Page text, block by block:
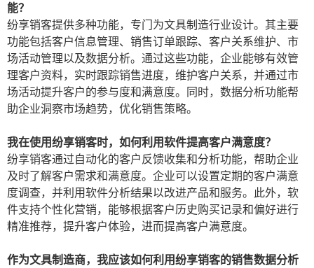
能？
纷享销客提供多种功能，专门为文具制造行业设计。其主要
功能包括客户信息管理、销售订单跟踪、客户关系维护、市
场活动管理以及数据分析。通过这些功能，企业能够有效管
理客户资料，实时跟踪销售进度，维护客户关系，并通过市
场活动提升客户的参与度和满意度。同时，数据分析功能帮
助企业洞察市场趋势，优化销售策略。
我在使用纷享销客时，如何利用软件提高客户满意度？
纷享销客通过自动化的客户反馈收集和分析功能，帮助企业
及时了解客户需求和满意度。企业可以设置定期的客户满意
度调查，并利用软件分析结果以改进产品和服务。此外，软
件支持个性化营销，能够根据客户历史购买记录和偏好进行
精准推荐，提升客户体验，进而提高客户满意度。
作为文具制造商，我应该如何利用纷享销客的销售数据分析